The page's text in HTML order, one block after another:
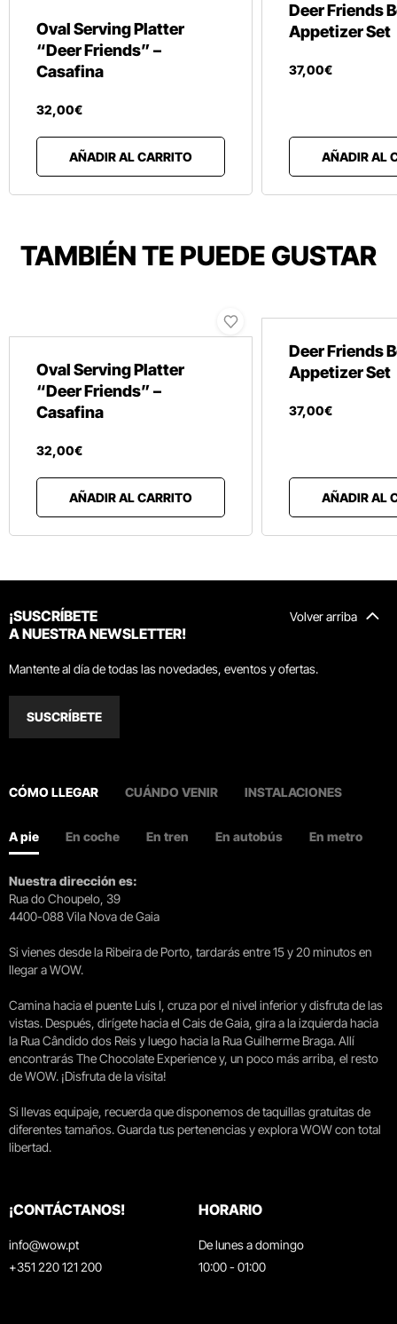
Oval Serving Platter
“Deer Friends” –
Casafina
32,00€
AÑADIR AL CARRITO
Deer Friends
Appetizer Set
37,00€
AÑADIR AL
TAMBIÉN TE PUEDE GUSTAR
Oval Serving Platter
“Deer Friends” –
Casafina
32,00€
AÑADIR AL CARRITO
Deer Friends
Appetizer Set
37,00€
AÑADIR AL
Volver arriba
¡SUSCRÍBETE
A NUESTRA NEWSLETTER!
Mantente al día de todas las novedades, eventos y ofertas.
SUSCRÍBETE
CÓMO LLEGAR CUÁNDO VENIR INSTALACIONES
A pie En coche En tren En autobús En metro
Nuestra dirección es:
Rua do Choupelo, 39
4400-088 Vila Nova de Gaia
Si vienes desde la Ribeira de Porto, tardarás entre 15 y 20 minutos en
llegar a WOW.
Camina hacia el puente Luís I, cruza por el nivel inferior y disfruta de las
vistas. Después, dirígete hacia el Cais de Gaia, gira a la izquierda hacia
la Rua Cândido dos Reis y luego hacia la Rua Guilherme Braga. Allí
encontrarás The Chocolate Experience y, un poco más arriba, el resto
de WOW. ¡Disfruta de la visita!
Si llevas equipaje, recuerda que disponemos de taquillas gratuitas de
diferentes tamaños. Guarda tus pertenencias y explora WOW con total
libertad.
¡CONTÁCTANOS!
info@wow.pt
+351 220 121 200
HORARIO
De lunes a domingo
10:00 - 01:00